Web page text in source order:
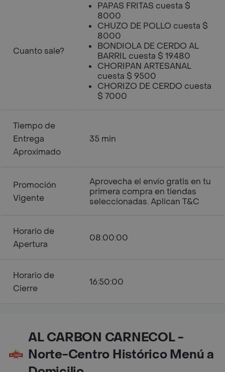
Cuanto sale?
PAPAS FRITAS cuesta $
8000
CHUZO DE POLLO cuesta $
8000
BONDIOLA DE CERDO AL
BARRIL cuesta $ 19.480
CHORIPAN ARTESANAL
cuesta $ 9500
CHORIZO DE CERDO cuesta
$ 7000
Tiempo de
Entrega
Aproximado
35 min
Promoción
Vigente
Aprovecha el envío gratis en tu
primera compra en tiendas
seleccionadas. Aplican T&C
Horario de
Apertura
08:00:00
Horario de
Cierre
16:50:00
AL CARBON CARNECOL -
Norte-Centro Histórico Menú a